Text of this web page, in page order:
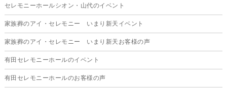
セレモニーホールシオン・山代のイベント
家族葬のアイ・セレモニー いまり新天イベント
家族葬のアイ・セレモニー いまり新天お客様の声
有田セレモニーホールのイベント
有田セレモニーホールのお客様の声